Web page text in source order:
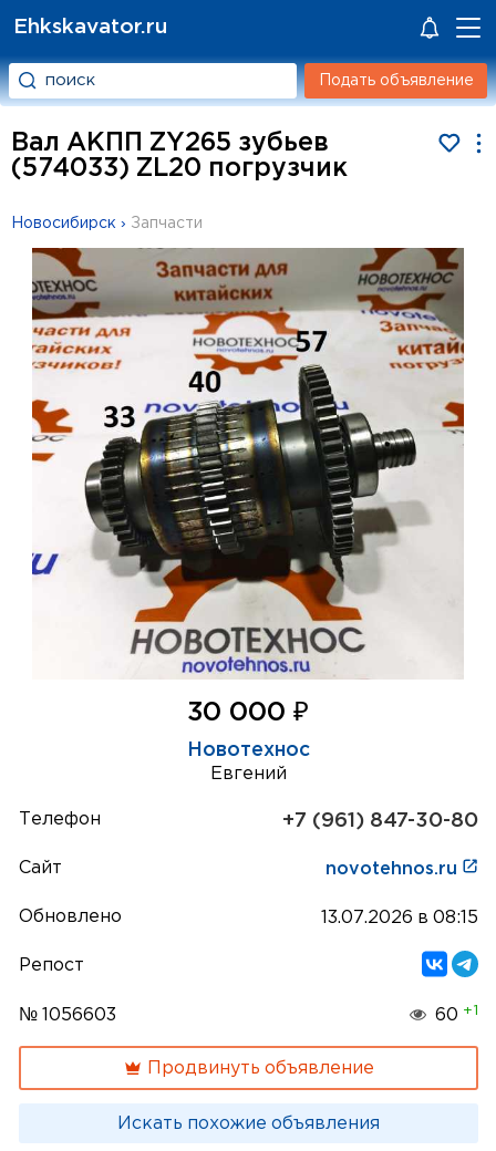
Ehkskavator.ru
Подать объявление
Вал АКПП ZY265 зубьев
(574033) ZL20 погрузчик
Новосибирск › Запчасти
30 000 ₽
Новотехнос
Евгений
Телефон +7 (961) 847-30-80
Сайт novotehnos.ru
Обновлено 13.07.2026 в 08:15
Репост
№ 1056603 60 +1
Продвинуть объявление
Искать похожие объявления